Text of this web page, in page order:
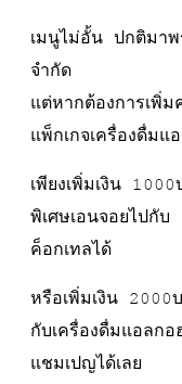
เมนูไม่อั้น ปกติมาพ
จำกัด
แต่หากต้องการเพิ่
แพ็กเกจเครื่องดื่มแ
เพียงเพิ่มเงิน
พิเศษเอนจอยไป
ค็อกเทลได้
หรือเพิ่มเงิน 2000
กับเครื่องดื่มแอลก
แชมเปญได้เลย